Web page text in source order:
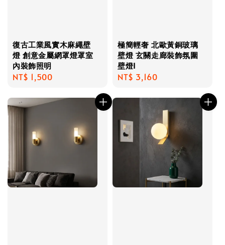
復古工業風實木麻繩壁
燈 創意金屬網罩燈罩室
內裝飾照明
Regular
NT$ 1,500
極簡輕奢 北歐黃銅玻璃
壁燈 玄關走廊裝飾氛圍
壁燈I
Regular
NT$ 3,160